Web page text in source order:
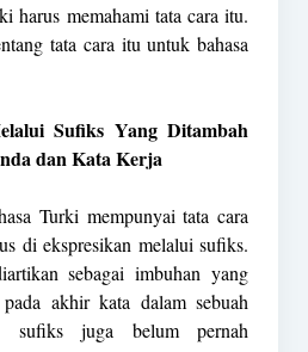
harus memahami tata cara itu.
tata cara itu untuk bahasa
Sufiks Yang Ditambah
dan Kata Kerja
Turki mempunyai tata cara
di ekspresikan melalui sufiks.
sebagai imbuhan yang
akhir kata dalam sebuah
sufiks juga belum pernah